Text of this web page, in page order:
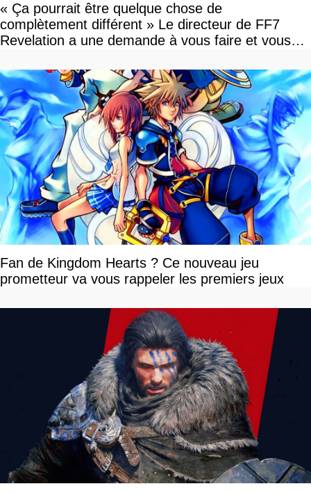
« Ça pourrait être quelque chose de
complètement différent » Le directeur de FF7
Revelation a une demande à vous faire et vous
Fan de Kingdom Hearts ? Ce nouveau jeu
prometteur va vous rappeler les premiers jeux